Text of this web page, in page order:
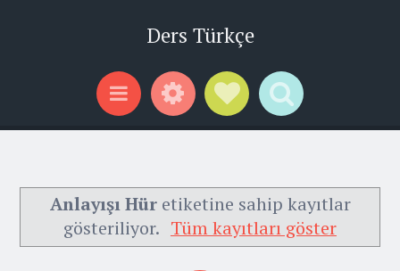
Ders Türkçe
Menu WidgetsSocial Links
Search
Anlayışı Hüretiketine sahip kayıtlar
gösteriliyor. Tüm kayıtları göster